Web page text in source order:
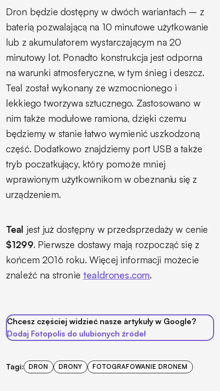
Dron będzie dostępny w dwóch wariantach – z
baterią pozwalającą na 10 minutowe użytkowanie
lub z akumulatorem wystarczającym na 20
minutowy lot. Ponadto konstrukcja jest odporna
na warunki atmosferyczne, w tym śnieg i deszcz.
Teal został wykonany ze wzmocnionego i
lekkiego tworzywa sztucznego. Zastosowano w
nim także modułowe ramiona, dzięki czemu
będziemy w stanie łatwo wymienić uszkodzoną
część. Dodatkowo znajdziemy port USB a także
tryb poczatkujący, który pomoże mniej
wprawionym użytkownikom w obeznaniu się z
urządzeniem.
Teal jest już dostępny w przedsprzedaży w cenie
$1299. Pierwsze dostawy mają rozpocząć się z
końcem 2016 roku. Więcej informacji możecie
znaleźć na stronie tealdrones.com.
Chcesz częściej widzieć nasze artykuły w Google?
Dodaj Fotopolis do ulubionych źródeł
Tagi: DRON DRONY FOTOGRAFOWANIE DRONEM